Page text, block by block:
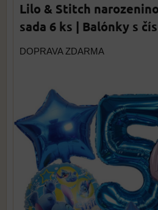
Lilo & Stitch
sada 6 ks | Balónky s
DOPRAVA ZDARMA